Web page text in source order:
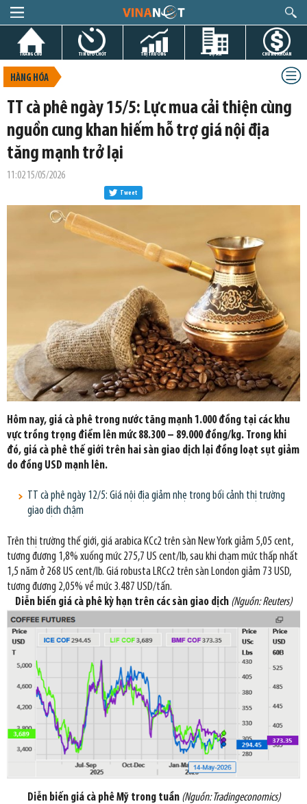
TRANG CHỦ TIN GIỜ CHÓT THỊ TRƯỜNG DỰ ÁN CHỨNG KHOÁN
HÀNG HÓA
TT cà phê ngày 15/5: Lực mua cải thiện cùng
nguồn cung khan hiếm hỗ trợ giá nội địa
tăng mạnh trở lại
11:02 15/05/2026
Tweet
Hôm nay, giá cà phê trong nước tăng mạnh 1.000 đồng tại các khu
vực trồng trọng điểm lên mức 88.300 – 89.000 đồng/kg. Trong khi
đó, giá cà phê thế giới trên hai sàn giao dịch lại đồng loạt sụt giảm
do đồng USD mạnh lên.
TT cà phê ngày 12/5: Giá nội địa giảm nhẹ trong bối cảnh thị trường
giao dịch chậm
Trên thị trường thế giới, giá arabica KCc2 trên sàn New York giảm 5,05 cent,
tương đương 1,8% xuống mức 275,7 US cent/lb, sau khi chạm mức thấp nhất
1,5 năm ở 268 US cent/lb. Giá robusta LRCc2 trên sàn London giảm 73 USD,
tương đương 2,05% về mức 3.487 USD/tấn.
Diễn biến giá cà phê kỳ hạn trên các sàn giao dịch (Nguồn: Reuters)
Diễn biến giá cà phê Mỹ trong tuần (Nguồn:Tradingeconomics)